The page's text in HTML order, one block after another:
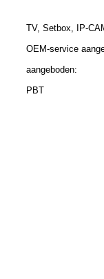
TV, Setbox, IP-
OEM-service
aangeboden:
PBT